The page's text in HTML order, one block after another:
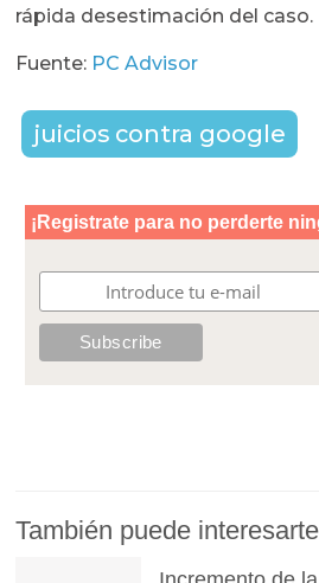
rápida desestimación del caso.
Fuente: PC Advisor
juicios contra google
También puede interesarte